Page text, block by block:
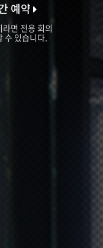
예약
면 전용 회의
수 있습니다.